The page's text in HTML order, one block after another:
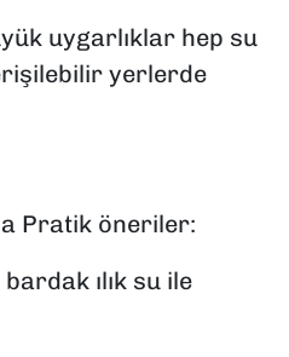
uygarlıklar hep su
yerlerde
Pratik öneriler:
ılık su ile